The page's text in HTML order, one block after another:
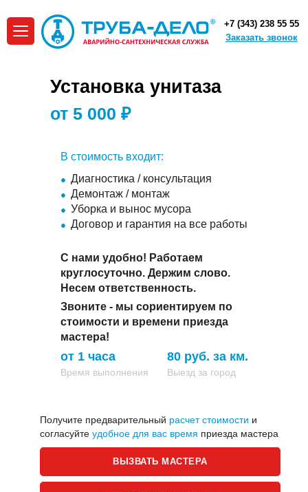
+7 (343) 238 55 55
Заказать звонок
Установка унитаза
от 5 000 ₽
В стоимость входит:
Диагностика / консультация
Демонтаж / монтаж
Уборка и вынос мусора
Договор и гарантия на все работы
С нами удобно! Работаем
круглосуточно. Держим слово.
Несем ответственность.
Звоните - мы сориентируем по
стоимости и времени приезда
мастера!
Время выполнения
от 1 часа
Выезд за город
80 руб. за км.
Получите предварительный расчет стоимости и
согласуйте удобное для вас время приезда мастера